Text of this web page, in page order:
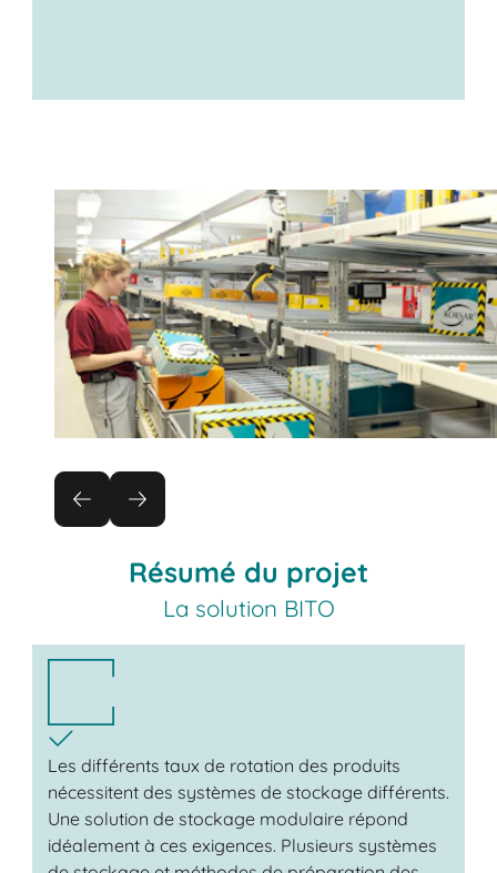
Résumé du projet
La solution BITO
Les différents taux de rotation des produits
nécessitent des systèmes de stockage différents.
Une solution de stockage modulaire répond
idéalement à ces exigences. Plusieurs systèmes